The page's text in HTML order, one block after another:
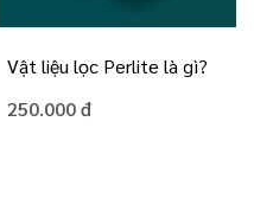
Vật liệu lọc Perlite là gì?
250.000 đ